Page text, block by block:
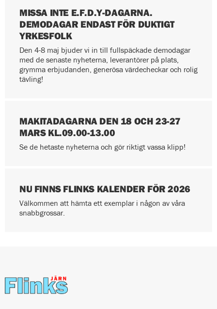
MISSA INTE E.F.D.Y-DAGARNA.
DEMODAGAR ENDAST FÖR DUKTIGT
YRKESFOLK
Den 4-8 maj bjuder vi in till fullspäckade demodagar
med de senaste nyheterna, leverantörer på plats,
grymma erbjudanden, generösa värdecheckar och rolig
tävling!
MAKITADAGARNA DEN 18 OCH 23-27
MARS KL.09.00-13.00
Se de hetaste nyheterna och gör riktigt vassa klipp!
NU FINNS FLINKS KALENDER FÖR 2026
Välkommen att hämta ett exemplar i någon av våra
snabbgrossar.